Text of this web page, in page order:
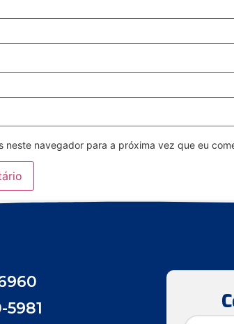
neste navegador para a próxima vez que eu
5981